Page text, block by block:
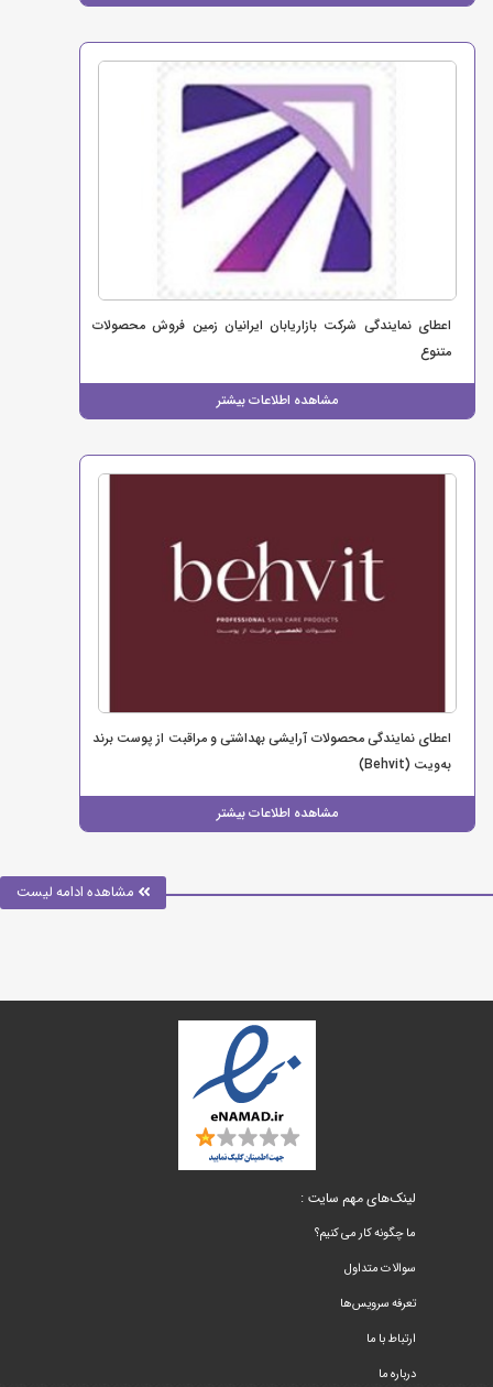
اعطای نمایندگی شرکت بازاریابان ایرانیان زمین فروش محصولات
متنوع
مشاهده اطلاعات بیشتر
اعطای نمایندگی محصولات آرایشی بهداشتی و مراقبت از پوست برند
به‌ویت (Behvit)
مشاهده اطلاعات بیشتر
مشاهده ادامه لیست
لینک‌های مهم سایت :
ما چگونه کار می کنیم؟
سوالات متداول
تعرفه سرویس‌ها
ارتباط با ما
درباره ما